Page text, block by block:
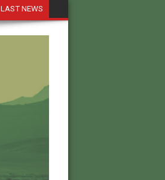
LAST NEWS